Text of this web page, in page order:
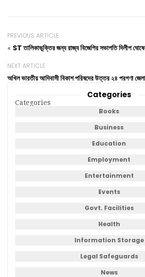
PREVIOUS ARTICLE
« ST তালিকাভূক্তির জন্য রাজ্য বিজেপির সভাপতি দিলীপ
NEXT ARTICLE
অখিল ভারতীয় আদিবাসী বিকাশ পরিষদের উত্তর ২৪ পরগণা
Categories
Categories
Books
Business
Education
Employment
Entertainment
Events
Govt. Facilities
Health
Information Storage
Legal Safeguards
News